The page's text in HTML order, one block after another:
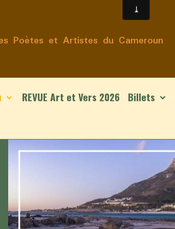
Poètes et Artistes du Cameroun
REVUE Art et Vers 2026 Billets